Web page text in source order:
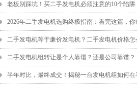
老板别踩坑！买二手发电机必须注意的10个陷
万！
2026年二手发电机选购终极指南：看完这篇，你
二手发电机等于廉价发电机？二手发电机价格怎
二手发电机组转让是个人靠谱？还是公司靠谱？
半年对比，最终成交！揭秘一台发电机组如何